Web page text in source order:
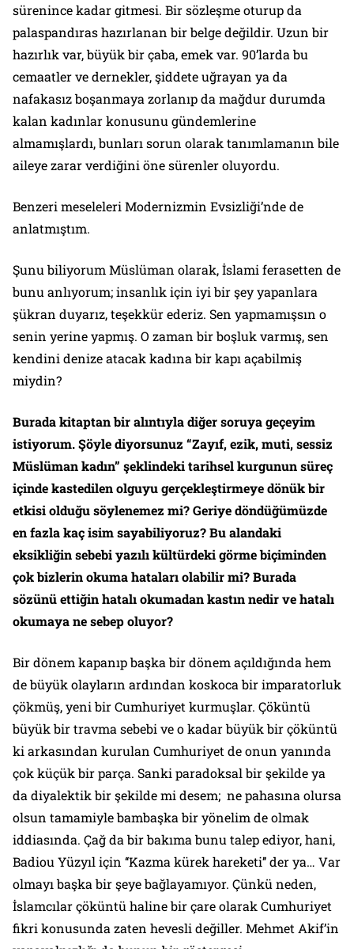
sürenince kadar gitmesi. Bir sözleşme oturup da
palaspandıras hazırlanan bir belge değildir. Uzun bir
hazırlık var, büyük bir çaba, emek var. 90’larda bu
cemaatler ve dernekler, şiddete uğrayan ya da
nafakasız boşanmaya zorlanıp da mağdur durumda
kalan kadınlar konusunu gündemlerine
almamışlardı, bunları sorun olarak tanımlamanın bile
aileye zarar verdiğini öne sürenler oluyordu.
Benzeri meseleleri Modernizmin Evsizliği’nde de
anlatmıştım.
Şunu biliyorum Müslüman olarak, İslami ferasetten de
bunu anlıyorum; insanlık için iyi bir şey yapanlara
şükran duyarız, teşekkür ederiz. Sen yapmamışsın o
senin yerine yapmış. O zaman bir boşluk varmış, sen
kendini denize atacak kadına bir kapı açabilmiş
miydin?
Burada kitaptan bir alıntıyla diğer soruya geçeyim
istiyorum. Şöyle diyorsunuz “Zayıf, ezik, muti, sessiz
Müslüman kadın” şeklindeki tarihsel kurgunun süreç
içinde kastedilen olguyu gerçekleştirmeye dönük bir
etkisi olduğu söylenemez mi? Geriye döndüğümüzde
en fazla kaç isim sayabiliyoruz? Bu alandaki
eksikliğin sebebi yazılı kültürdeki görme biçiminden
çok bizlerin okuma hataları olabilir mi?Burada
sözünü ettiğin hatalı okumadan kastın nedir ve hatalı
okumaya ne sebep oluyor?
Bir dönem kapanıp başka bir dönem açıldığında hem
de büyük olayların ardından koskoca bir imparatorluk
çökmüş, yeni bir Cumhuriyet kurmuşlar. Çöküntü
büyük bir travma sebebi ve o kadar büyük bir çöküntü
ki arkasından kurulan Cumhuriyet de onun yanında
çok küçük bir parça. Sanki paradoksal bir şekilde ya
da diyalektik bir şekilde mi desem; ne pahasına olursa
olsun tamamiyle bambaşka bir yönelim de olmak
iddiasında. Çağ da bir bakıma bunu talep ediyor, hani,
Badiou Yüzyıl için ‘‘Kazma kürek hareketi’’ der ya… Var
olmayı başka bir şeye bağlayamıyor. Çünkü neden,
İslamcılar çöküntü haline bir çare olarak Cumhuriyet
fikri konusunda zaten hevesli değiller. Mehmet Akif’in